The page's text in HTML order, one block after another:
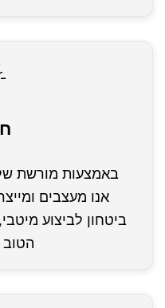
באמצעות מורשת
אנו מעצבים
ביטחון לביצוע